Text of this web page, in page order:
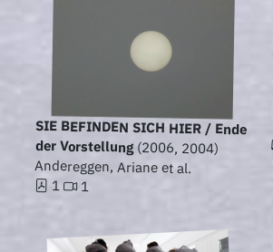
SIE BEFINDEN SICH HIER / Ende
der Vorstellung(2006, 2004)
Andereggen, Ariane et al.
1 1